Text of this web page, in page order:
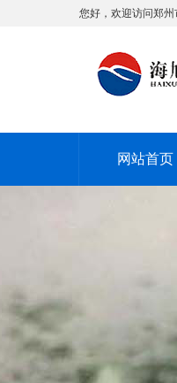
您好，欢迎访问郑州
网站首页